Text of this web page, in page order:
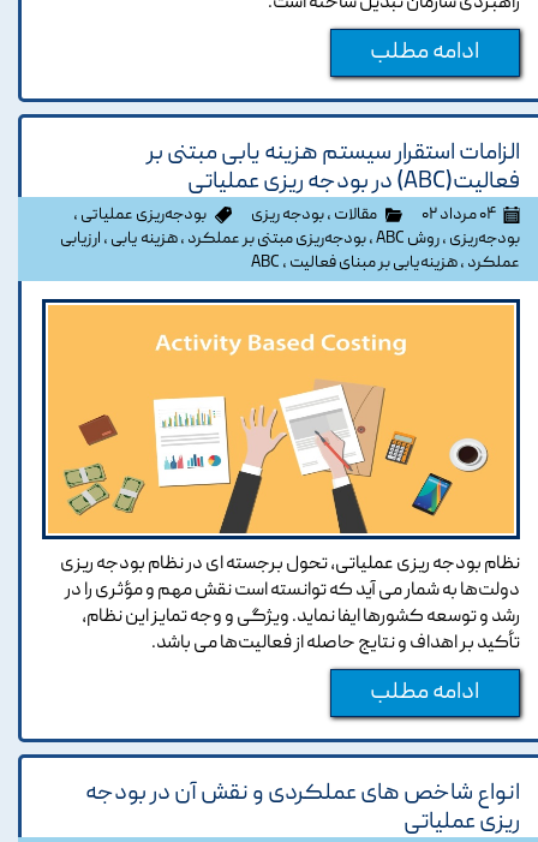
ادامه مطلب
الزامات استقرار سیستم هزینه یابی مبتنی بر
فعالیت(ABC) در بودجه ریزی عملیاتی
۰۴ مرداد ۰۲ مقالات ،بودجه ریزی بودجه‌ریزی عملیاتی ،
بودجه‌ریزی ،روش ABC ،بودجه‌ریزی مبتنی بر عملکرد ،هزینه یابی ، ارزیابی
عملکرد ،هزینه‌یابی بر مبنای فعالیت ، ABC
نظام بودجه ریزی عملیاتی، تحول برجسته ای در نظام بودجه ریزی
دولت‌ها به شمار می آید که توانسته است نقش مهم و مؤثری را در
رشد و توسعه کشورها ایفا نماید. ویژگی و وجه تمایز این نظام،
تأکید بر اهداف و نتایج حاصله از فعالیت‌ها می باشد.
ادامه مطلب
انواع شاخص های عملکردی و نقش آن در بودجه
ریزی عملیاتی